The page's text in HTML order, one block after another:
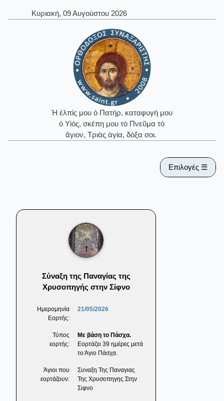
Κυριακή, 09 Αυγούστου 2026
Ἡ ἐλπίς μου ὁ Πατήρ, καταφυγή μου
ὁ Υἱός, σκέπη μου τὸ Πνεῦμα τὸ
ἅγιον, Τριὰς ἁγία, δόξα σοι.
Επιλογές ☰
Σύναξη της Παναγίας της
Χρυσοπηγής στην Σίφνο
Ημερομηνία
Εορτής:
21/05/2026
Τύπος
εορτής:
Με βάση το Πάσχα.
Εορτάζει 39 ημέρες μετά
το Άγιο Πάσχα.
Άγιοι που
εορτάζουν:
Συναξη Της Παναγιας
Της Χρυσοπηγης Στην
Σιφνο